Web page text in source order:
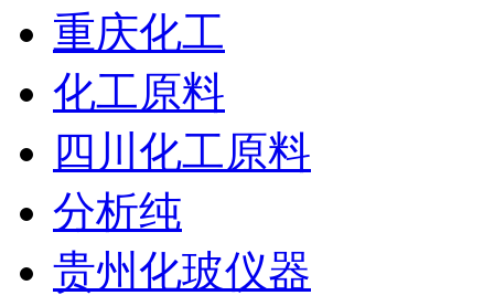
重庆化工
化工原料
四川化工原料
分析纯
贵州化玻仪器